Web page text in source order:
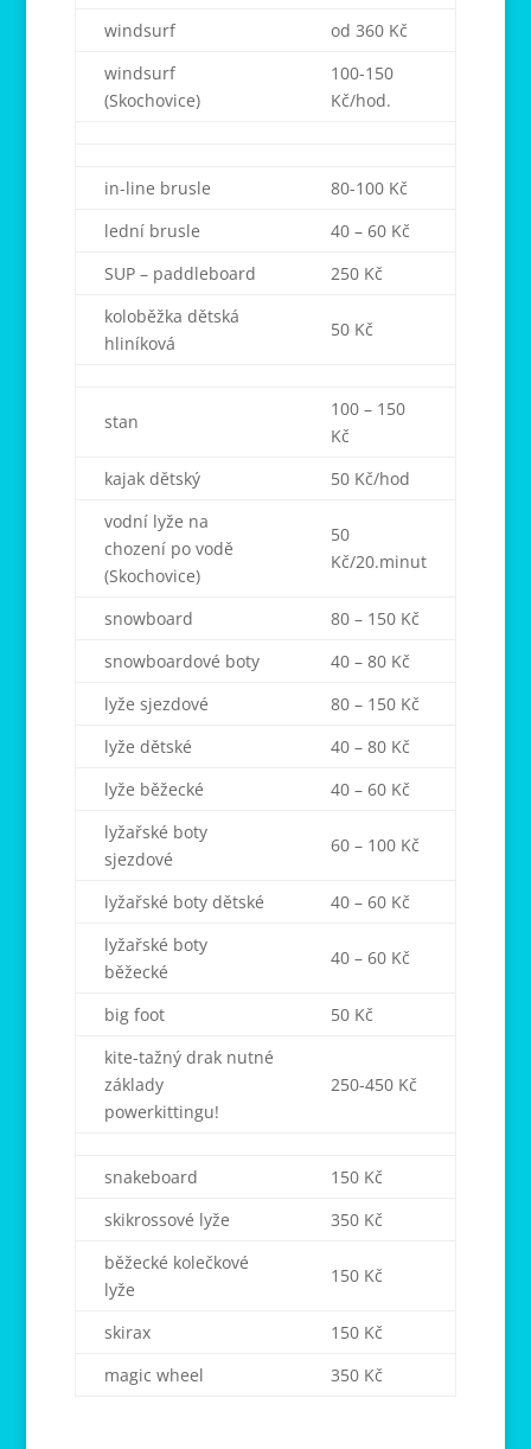
windsurf
od 360 Kč
windsurf
(Skochovice)
100-150
Kč/hod.
in-line brusle
80-100 Kč
lední brusle
40 – 60 Kč
SUP – paddleboard
250 Kč
koloběžka dětská
hliníková
50 Kč
stan
100 – 150
Kč
kajak dětský
50 Kč/hod
vodní lyže na
chození po vodě
(Skochovice)
50
Kč/20.minut
snowboard
80 – 150 Kč
snowboardové boty
40 – 80 Kč
lyže sjezdové
80 – 150 Kč
lyže dětské
40 – 80 Kč
lyže běžecké
40 – 60 Kč
lyžařské boty
sjezdové
60 – 100 Kč
lyžařské boty dětské
40 – 60 Kč
lyžařské boty
běžecké
40 – 60 Kč
big foot
50 Kč
kite-tažný drak nutné
základy
powerkittingu!
250-450 Kč
snakeboard
150 Kč
skikrossové lyže
350 Kč
běžecké kolečkové
lyže
150 Kč
skirax
150 Kč
magic wheel
350 Kč